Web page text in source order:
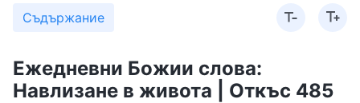
Съдържание
Ежедневни Божии слова:
Навлизане в живота | Откъс 485